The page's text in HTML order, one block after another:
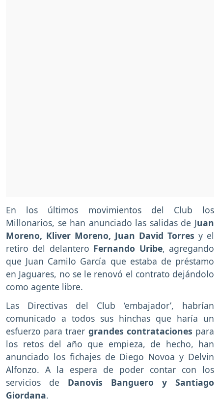
En los últimos movimientos del Club los
Millonarios, se han anunciado las salidas de Juan
Moreno, Kliver Moreno, Juan David Torres y el
retiro del delantero Fernando Uribe, agregando
que Juan Camilo García que estaba de préstamo
en Jaguares, no se le renovó el contrato dejándolo
como agente libre.
Las Directivas del Club ‘embajador’, habrían
comunicado a todos sus hinchas que haría un
esfuerzo para traer grandes contrataciones para
los retos del año que empieza, de hecho, han
anunciado los fichajes de Diego Novoa y Delvin
Alfonzo. A la espera de poder contar con los
servicios de Danovis Banguero y Santiago
Giordana.